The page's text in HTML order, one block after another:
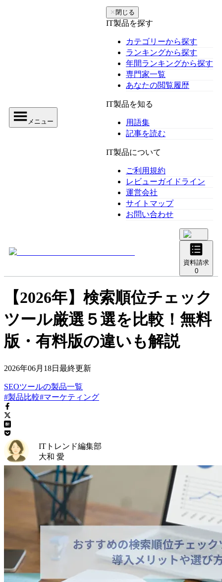
メニュー
✕ 閉じる
IT製品を探す
カテゴリーから探す
ランキングから探す
年間ランキングから探す
専門家一覧
あなたの閲覧履歴
IT製品を知る
用語集
記事を読む
IT製品について
ご利用規約
レビューガイドライン
運営会社
サイトマップ
お問い合わせ
資料請求
0
【2026年】検索順位チェック
ツール厳選５選を比較！無料
版・有料版の違いも解説
2026年06月18日 最終更新
SEOツールの製品一覧
#製品比較#マーケティング
ITトレンド編集部
大和 愛